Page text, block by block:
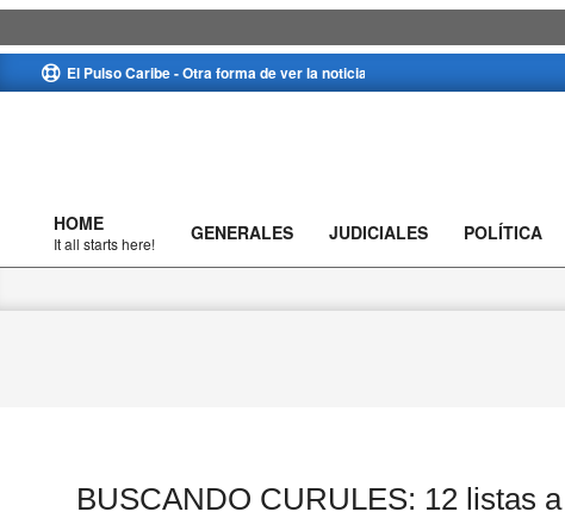
to
El Pulso Caribe - Otra forma de ver la noticia
Primary
Navigation
HOME
It all starts here! GENERALES JUDICIALES POLÍTICA
BUSCANDO CURULES: 12 listas